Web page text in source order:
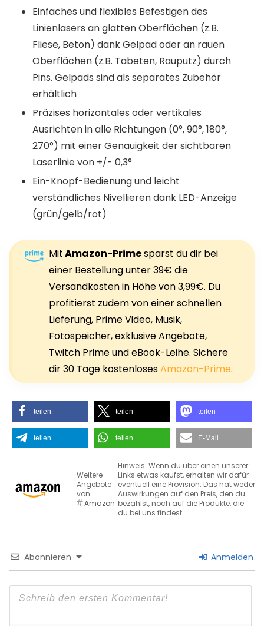
Einfaches und flexibles Befestigen des
Linienlasers an glatten Oberflächen (z.B.
Fliese, Beton) dank Gelpad oder an rauen
Oberflächen (z.B. Tabeten, Rauputz) durch
Pins. Gelpads sind als separates Zubehör
erhältlich
Präzises horizontales oder vertikales
Ausrichten in alle Richtungen (0°, 90°, 180°,
270°) mit einer Genauigkeit der sichtbaren
Laserlinie von +/- 0,3°
Ein-Knopf-Bedienung und leicht
verständliches Nivellieren dank LED-Anzeige
(grün/gelb/rot)
MitAmazon-Primesparst du dir bei
einer Bestellung unter 39€ die
Versandkosten in Höhe von 3,99€. Du
profitierst zudem von einer schnellen
Lieferung, Prime Video, Musik,
Fotospeicher, exklusive Angebote,
Twitch Prime und eBook-Leihe. Sichere
dir 30 Tage kostenlosesAmazon-Prime.
teilen teilen teilen
teilen teilen E-Mail
Weitere
Angebote
von
Amazon
Hinweis: Wenn du über einen unserer
Links etwas kaufst, erhalten wir dafür
eventuell eine Provision. Das hat weder
Auswirkungen auf den Preis, den du
bezahlst, noch auf die Produkte, die
du bei uns findest.
Abonnieren Anmelden